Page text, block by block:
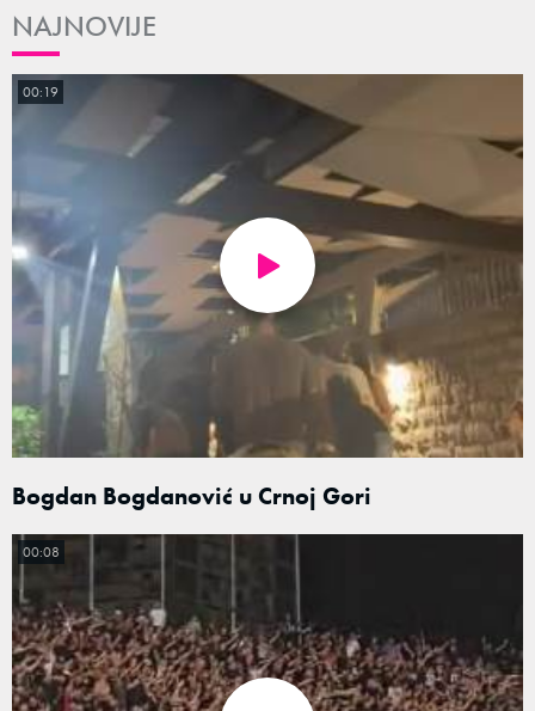
NAJNOVIJE
Bogdan Bogdanović u Crnoj Gori
00:19
00:08